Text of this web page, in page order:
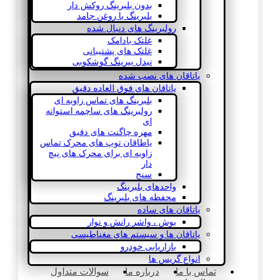
بدون بلبرینگ روکش دار
بلبرینگ با روغن جامد
رولبرینگ های دنبال شده
غلتک بادامک
غلتک های پشتیبانی
نیدل بیرینگ گوشکوبی
یاتاقان های نصب شده
یاتاقان های فوق العاده دقیق
بلبرینگ های تماس زاویه ای
رولبرینگ های ساچمه استوانه
ای
مهره چاگنت های دقیق
یاطاقان توپ های محرک تماس
زاویه ای برای محرک های پیچ
دار
سنج
واحدهای بلبرینگ
محفظه های بلبرینگ
یاتاقان های ساده
بوش ، واشر رانش و نوار
یاتاقان ها و سیستم های مغناطیسی
بازاریابی خودرو
انواع گریس ها
تماس با ما درباره ما
سوالات متداول